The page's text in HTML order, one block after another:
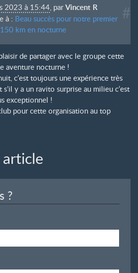
#
2023 à 15:44, parVincent R
à : Beau succès pour notre premier
km en nocturne
de partager avec le groupe cette
aventure nocturne !
c’est toujours une expérience très
s’il y a un ravito surprise au milieu c’est
exceptionnel !
pour cette organisation au top
article
?